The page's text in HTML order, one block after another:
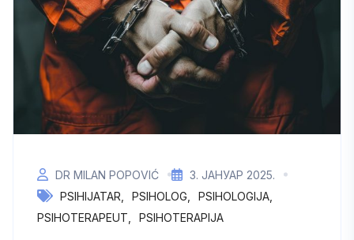
DR MILAN POPOVIĆ
3. ЈАНУАР 2025.
PSIHIJATAR
PSIHOLOG
PSIHOLOGIJA
PSIHOTERAPEUT
PSIHOTERAPIJA